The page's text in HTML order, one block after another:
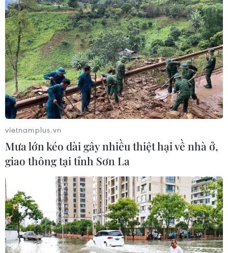
vietnamplus.vn
Mưa lớn kéo dài gây nhiều thiệt hại về nhà ở,
giao thông tại tỉnh Sơn La